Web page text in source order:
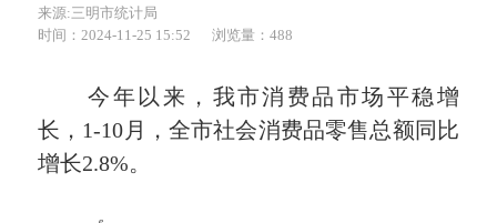
来源:三明市统计局
时间：2024-11-25 15:52
浏览量：488
今年以来，我市消费品市场平稳增
长，1-10月，全市社会消费品零售总额同比
增长2.8%。